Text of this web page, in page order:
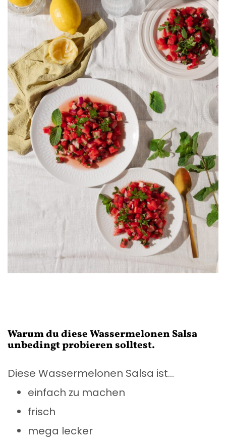
Warum du diese Wassermelonen Salsa
unbedingt probieren solltest.
Diese Wassermelonen Salsa ist…
einfach zu machen
frisch
mega lecker